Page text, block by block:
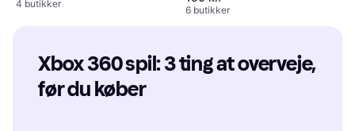
4 butikker
6 butikker
Xbox 360 spil: 3 ting at overveje,
før du køber